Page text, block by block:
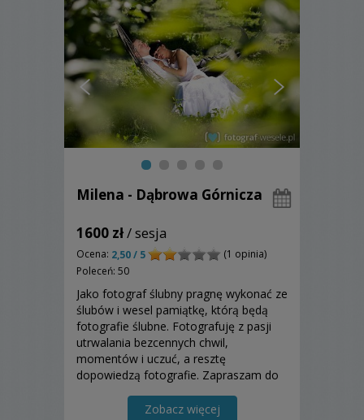
Milena - Dąbrowa Górnicza
1600 zł/ sesja
Ocena: 2,50 / 5
(1 opinia)
Poleceń: 50
Jako fotograf ślubny pragnę wykonać ze
ślubów i wesel pamiątkę, którą będą
fotografie ślubne. Fotografuję z pasji
utrwalania bezcennych chwil,
momentów i uczuć, a resztę
dopowiedzą fotografie. Zapraszam do
Zobacz więcej